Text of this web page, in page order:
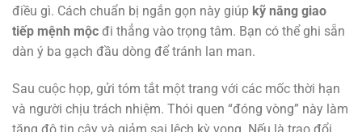
điều gì. Cách chuẩn bị ngắn gọn này giúp kỹ năng giao
tiếp mệnh mộc đi thẳng vào trọng tâm. Bạn có thể ghi sẵn
dàn ý ba gạch đầu dòng để tránh lan man.
Sau cuộc họp, gửi tóm tắt một trang với các mốc thời hạn
và người chịu trách nhiệm. Thói quen “đóng vòng” này làm